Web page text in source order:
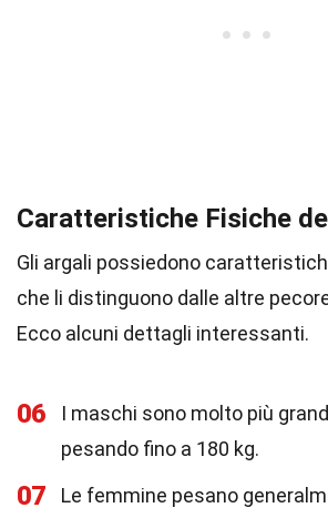
Caratteristiche Fisiche
Gli argali possiedono
che li distinguono dalle altre
Ecco alcuni dettagli interessanti.
06
I maschi sono molto più
pesando fino a 180 kg.
07
Le femmine pesano